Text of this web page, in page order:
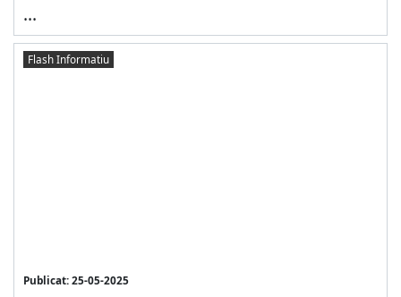
...
Flash Informatiu
Publicat: 25-05-2025